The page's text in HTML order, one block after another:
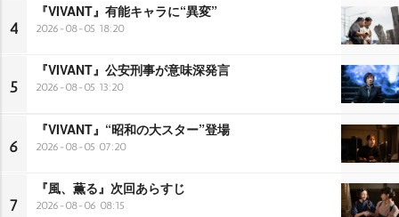
4
『VIVANT』有能キャラに“異変”
2026-08-05 18:20
5
『VIVANT』公安刑事が意味深発言
2026-08-05 13:20
6
『VIVANT』“昭和の大スター”登場
2026-08-05 07:20
7
『風、薫る』次回あらすじ
2026-08-06 08:15